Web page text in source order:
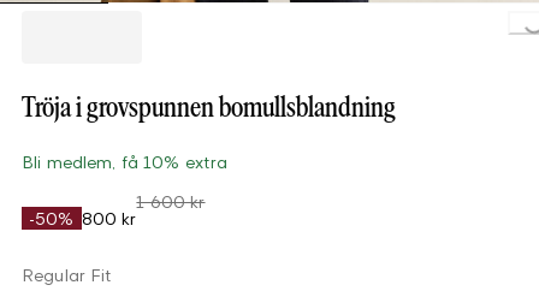
Tröja i grovspunnen bomullsblandning
Bli medlem, få 10% extra
-50% 800 kr
1 600 kr
Regular Fit